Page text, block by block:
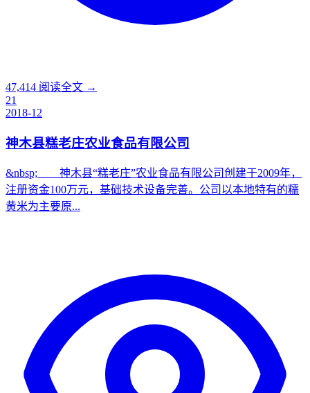
47,414 阅读全文 →
21
2018-12
神木县糕老庄农业食品有限公司
&nbsp; 神木县“糕老庄”农业食品有限公司创建于2009年，
注册资金100万元，基础技术设备完善。公司以本地特有的糯
黄米为主要原...